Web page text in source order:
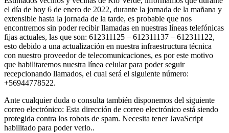
el día de hoy 6 de enero de 2022, durante la jornada de la mañana y
extensible hasta la jornada de la tarde, es probable que nos
encontremos sin poder recibir llamadas en nuestras líneas telefónicas
fijas actuales, las que son: 612311125 – 612311137 – 612311122,
esto debido a una actualización en nuestra infraestructura técnica
con nuestro proveedor de telecomunicaciones, es por este motivo
que habilitaremos nuestra línea celular para poder seguir
recepcionando llamados, el cual será el siguiente número:
+56944778522.
Ante cualquier duda o consulta también disponemos del siguiente
correo electrónico: Esta dirección de correo electrónico está siendo
protegida contra los robots de spam. Necesita tener JavaScript
habilitado para poder verlo..